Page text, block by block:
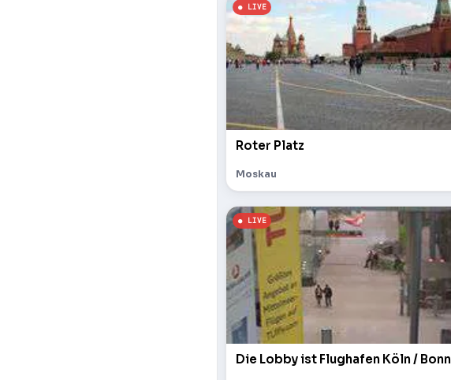
Roter Platz
Moskau
Die Lobby ist Flughafen Köln / Bonn